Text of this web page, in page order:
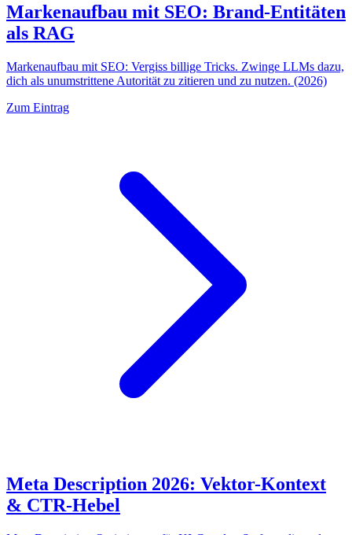
Markenaufbau mit SEO: Brand-Entitäten
als RAG
Markenaufbau mit SEO: Vergiss billige Tricks. Zwinge LLMs dazu,
dich als unumstrittene Autorität zu zitieren und zu nutzen. (2026)
Zum Eintrag
Meta Description 2026: Vektor-Kontext
& CTR-Hebel